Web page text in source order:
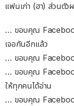
แฟนเก่า (ฮา) ส่วนตั
… ขอบคุณ Facebook
เจอกันอีกแล้ว
… ขอบคุณ
… ขอบคุณ Facebook
ให้ทุกคนได้อ่าน
… ขอบคุณ